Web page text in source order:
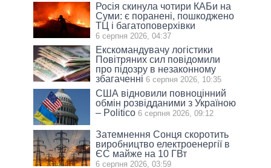
Росія скинула чотири КАБи на
Суми: є поранені, пошкоджено
ТЦ і багатоповерхівки
6 серпня 2026, 04:37
Екскомандувачу логістики
Повітряних сил повідомили
про підозру в незаконному
збагаченні 6 серпня 2026, 10:35
США відновили повноцінний
обмін розвідданими з Україною
– Politico 6 серпня 2026, 09:12
Затемнення Сонця скоротить
виробництво електроенергії в
ЄС майже на 10 ГВт
6 серпня 2026, 03:59